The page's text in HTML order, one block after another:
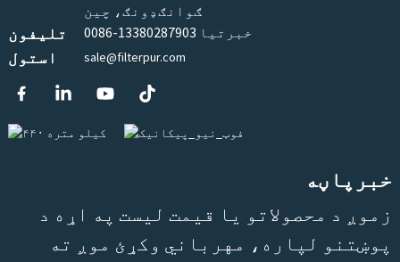
ګوانګډونګ، چین
تلیفون 0086-13380287903 خبرتیا
استول sale@filterpur.com
خبرپاڼه
زموږ د محصولاتو یا قیمت لیست په اړه د
پوښتنو لپاره، مهرباني وکړئ موږ ته